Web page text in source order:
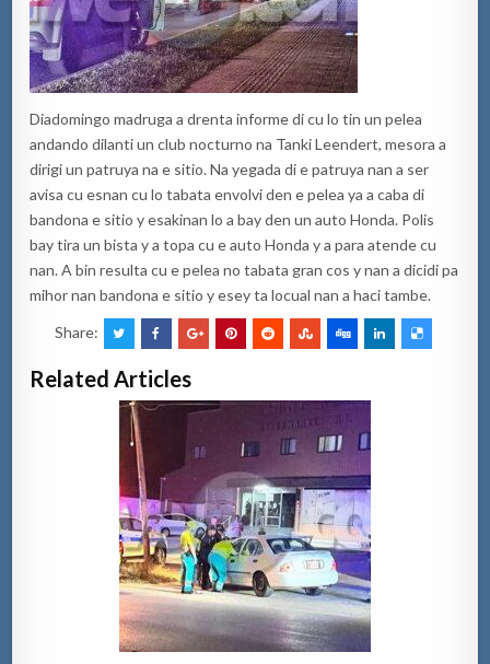
Diadomingo madruga a drenta informe di cu lo tin un pelea
andando dilanti un club nocturno na Tanki Leendert, mesora a
dirigi un patruya na e sitio. Na yegada di e patruya nan a ser
avisa cu esnan cu lo tabata envolvi den e pelea ya a caba di
bandona e sitio y esakinan lo a bay den un auto Honda. Polis
bay tira un bista y a topa cu e auto Honda y a para atende cu
nan. A bin resulta cu e pelea no tabata gran cos y nan a dicidi pa
mihor nan bandona e sitio y esey ta locual nan a haci tambe.
Share:
Related Articles